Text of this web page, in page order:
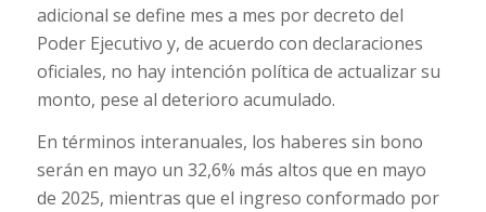
adicional se define mes a mes por decreto del
Poder Ejecutivo y, de acuerdo con declaraciones
oficiales, no hay intención política de actualizar su
monto, pese al deterioro acumulado.
En términos interanuales, los haberes sin bono
serán en mayo un 32,6% más altos que en mayo
de 2025, mientras que el ingreso conformado por